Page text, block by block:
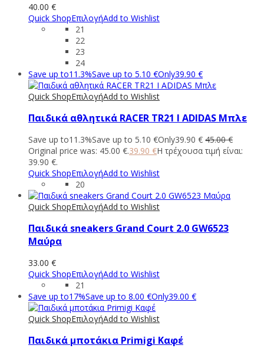
40.00 €
Quick ShopΕπιλογήAdd to Wishlist
21
22
23
24
Save up to11.3%Save up to 5.10 €Only39.90 €
Quick ShopΕπιλογήAdd to Wishlist
Παιδικά αθλητικά RACER TR21 I ADIDAS Μπλε
Save up to11.3%Save up to 5.10 €Only39.90 € 45.00€
Original price was: 45.00 €.39.90 €Η τρέχουσα τιμή είναι:
39.90 €.
Quick ShopΕπιλογήAdd to Wishlist
20
Quick ShopΕπιλογήAdd to Wishlist
Παιδικά sneakers Grand Court 2.0 GW6523
Μαύρα
33.00 €
Quick ShopΕπιλογήAdd to Wishlist
21
Save up to17%Save up to 8.00 €Only39.00 €
Quick ShopΕπιλογήAdd to Wishlist
Παιδικά μποτάκια Primigi Καφέ